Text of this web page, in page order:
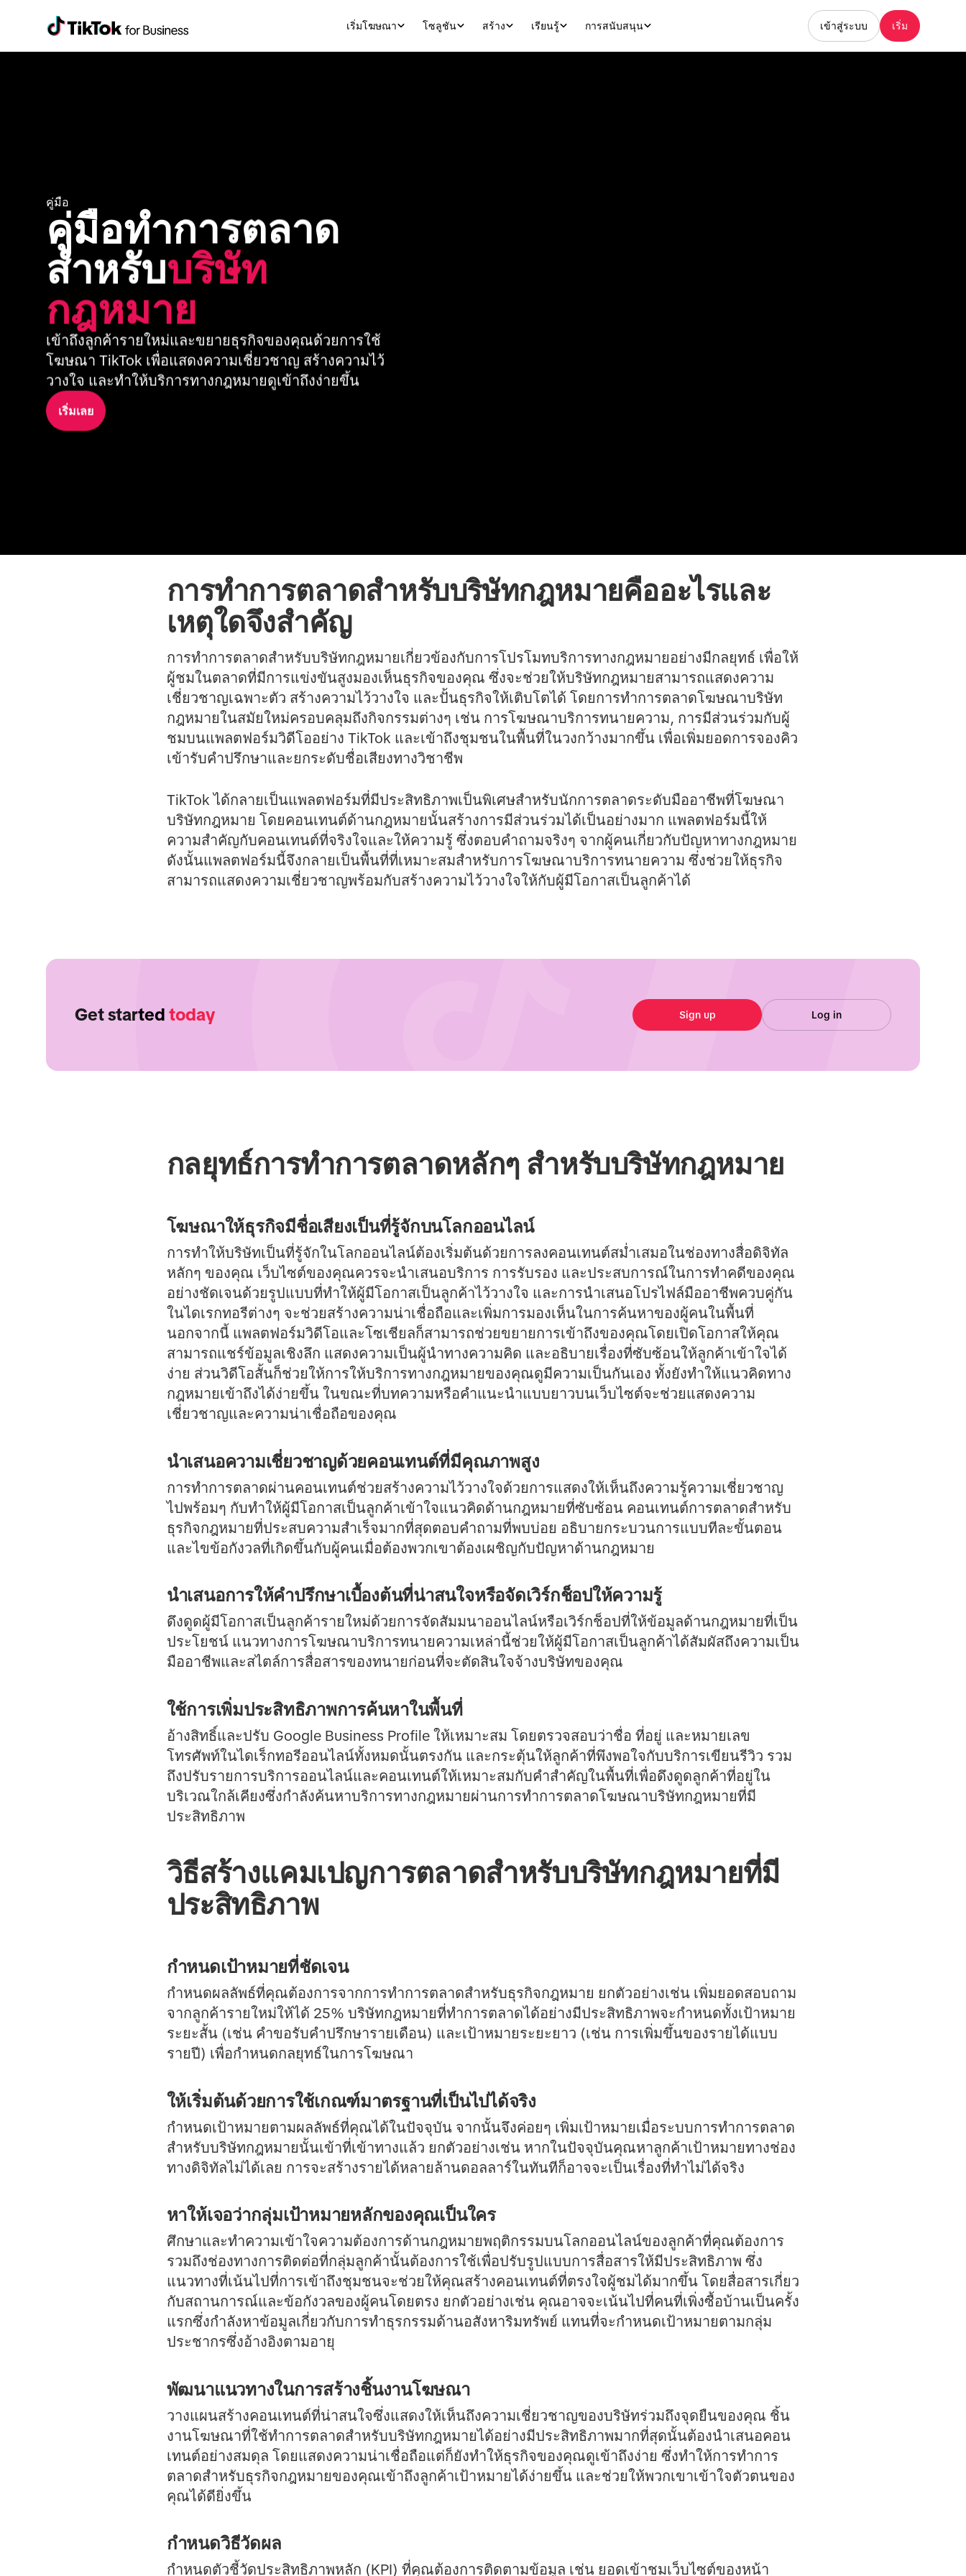
เริ่มโฆษณา โซลูชัน สร้าง เรียนรู้ การสนับสนุน เข้าสู่ระบบ เริ่ม
คู่มือ
คู่มือทำการตลาด
สำหรับบริษัท
กฎหมาย
เข้าถึงลูกค้ารายใหม่และขยายธุรกิจของคุณด้วยการใช้
โฆษณา TikTok เพื่อแสดงความเชี่ยวชาญ สร้างความไว้
วางใจ และทำให้บริการทางกฎหมายดูเข้าถึงง่ายขึ้น
เริ่มเลย
การทำการตลาดสำหรับบริษัทกฎหมายคืออะไรและ
เหตุใดจึงสำคัญ
การทำการตลาดสำหรับบริษัทกฎหมายเกี่ยวข้องกับการโปรโมทบริการทางกฎหมายอย่างมีกลยุทธ์ เพื่อให้
ผู้ชมในตลาดที่มีการแข่งขันสูงมองเห็นธุรกิจของคุณ ซึ่งจะช่วยให้บริษัทกฎหมายสามารถแสดงความ
เชี่ยวชาญเฉพาะตัว สร้างความไว้วางใจ และปั้นธุรกิจให้เติบโตได้ โดยการทำการตลาดโฆษณาบริษัท
กฎหมายในสมัยใหม่ครอบคลุมถึงกิจกรรมต่างๆ เช่น การโฆษณาบริการทนายความ, การมีส่วนร่วมกับผู้
ชมบนแพลตฟอร์มวิดีโออย่าง TikTok และเข้าถึงชุมชนในพื้นที่ในวงกว้างมากขึ้น เพื่อเพิ่มยอดการจองคิว
เข้ารับคำปรึกษาและยกระดับชื่อเสียงทางวิชาชีพ
TikTok ได้กลายเป็นแพลตฟอร์มที่มีประสิทธิภาพเป็นพิเศษสำหรับนักการตลาดระดับมืออาชีพที่โฆษณา
บริษัทกฎหมาย โดยคอนเทนต์ด้านกฎหมายนั้นสร้างการมีส่วนร่วมได้เป็นอย่างมาก แพลตฟอร์มนี้ให้
ความสำคัญกับคอนเทนต์ที่จริงใจและให้ความรู้ ซึ่งตอบคำถามจริงๆ จากผู้คนเกี่ยวกับปัญหาทางกฎหมาย
ดังนั้นแพลตฟอร์มนี้จึงกลายเป็นพื้นที่ที่เหมาะสมสำหรับการโฆษณาบริการทนายความ ซึ่งช่วยให้ธุรกิจ
สามารถแสดงความเชี่ยวชาญพร้อมกับสร้างความไว้วางใจให้กับผู้มีโอกาสเป็นลูกค้าได้
Get started today Sign up Log in
กลยุทธ์การทำการตลาดหลักๆ สำหรับบริษัทกฎหมาย
โฆษณาให้ธุรกิจมีชื่อเสียงเป็นที่รู้จักบนโลกออนไลน์
การทำให้บริษัทเป็นที่รู้จักในโลกออนไลน์ต้องเริ่มต้นด้วยการลงคอนเทนต์สม่ำเสมอในช่องทางสื่อดิจิทัล
หลักๆ ของคุณ เว็บไซต์ของคุณควรจะนำเสนอบริการ การรับรอง และประสบการณ์ในการทำคดีของคุณ
อย่างชัดเจนด้วยรูปแบบที่ทำให้ผู้มีโอกาสเป็นลูกค้าไว้วางใจ และการนำเสนอโปรไฟล์มืออาชีพควบคู่กัน
ในไดเรกทอรีต่างๆ จะช่วยสร้างความน่าเชื่อถือและเพิ่มการมองเห็นในการค้นหาของผู้คนในพื้นที่
นอกจากนี้ แพลตฟอร์มวิดีโอและโซเชียลก็สามารถช่วยขยายการเข้าถึงของคุณโดยเปิดโอกาสให้คุณ
สามารถแชร์ข้อมูลเชิงลึก แสดงความเป็นผู้นำทางความคิด และอธิบายเรื่องที่ซับซ้อนให้ลูกค้าเข้าใจได้
ง่าย ส่วนวิดีโอสั้นก็ช่วยให้การให้บริการทางกฎหมายของคุณดูมีความเป็นกันเอง ทั้งยังทำให้แนวคิดทาง
กฎหมายเข้าถึงได้ง่ายขึ้น ในขณะที่บทความหรือคำแนะนำแบบยาวบนเว็บไซต์จะช่วยแสดงความ
เชี่ยวชาญและความน่าเชื่อถือของคุณ
นำเสนอความเชี่ยวชาญด้วยคอนเทนต์ที่มีคุณภาพสูง
การทำการตลาดผ่านคอนเทนต์ช่วยสร้างความไว้วางใจด้วยการแสดงให้เห็นถึงความรู้ความเชี่ยวชาญ
ไปพร้อมๆ กับทำให้ผู้มีโอกาสเป็นลูกค้าเข้าใจแนวคิดด้านกฎหมายที่ซับซ้อน คอนเทนต์การตลาดสำหรับ
ธุรกิจกฎหมายที่ประสบความสำเร็จมากที่สุดตอบคำถามที่พบบ่อย อธิบายกระบวนการแบบทีละขั้นตอน
และไขข้อกังวลที่เกิดขึ้นกับผู้คนเมื่อต้องพวกเขาต้องเผชิญกับปัญหาด้านกฎหมาย
นำเสนอการให้คำปรึกษาเบื้องต้นที่น่าสนใจหรือจัดเวิร์กช็อปให้ความรู้
ดึงดูดผู้มีโอกาสเป็นลูกค้ารายใหม่ด้วยการจัดสัมมนาออนไลน์หรือเวิร์กช็อปที่ให้ข้อมูลด้านกฎหมายที่เป็น
ประโยชน์ แนวทางการโฆษณาบริการทนายความเหล่านี้ช่วยให้ผู้มีโอกาสเป็นลูกค้าได้สัมผัสถึงความเป็น
มืออาชีพและสไตล์การสื่อสารของทนายก่อนที่จะตัดสินใจจ้างบริษัทของคุณ
ใช้การเพิ่มประสิทธิภาพการค้นหาในพื้นที่
อ้างสิทธิ์และปรับ Google Business Profile ให้เหมาะสม โดยตรวจสอบว่าชื่อ ที่อยู่ และหมายเลข
โทรศัพท์ในไดเร็กทอรีออนไลน์ทั้งหมดนั้นตรงกัน และกระตุ้นให้ลูกค้าที่พึงพอใจกับบริการเขียนรีวิว รวม
ถึงปรับรายการบริการออนไลน์และคอนเทนต์ให้เหมาะสมกับคำสำคัญในพื้นที่เพื่อดึงดูดลูกค้าที่อยู่ใน
บริเวณใกล้เคียงซึ่งกำลังค้นหาบริการทางกฎหมายผ่านการทำการตลาดโฆษณาบริษัทกฎหมายที่มี
ประสิทธิภาพ
วิธีสร้างแคมเปญการตลาดสำหรับบริษัทกฎหมายที่มี
ประสิทธิภาพ
กำหนดเป้าหมายที่ชัดเจน
กำหนดผลลัพธ์ที่คุณต้องการจากการทำการตลาดสำหรับธุรกิจกฎหมาย ยกตัวอย่างเช่น เพิ่มยอดสอบถาม
จากลูกค้ารายใหม่ให้ได้ 25% บริษัทกฎหมายที่ทำการตลาดได้อย่างมีประสิทธิภาพจะกำหนดทั้งเป้าหมาย
ระยะสั้น (เช่น คำขอรับคำปรึกษารายเดือน) และเป้าหมายระยะยาว (เช่น การเพิ่มขึ้นของรายได้แบบ
รายปี) เพื่อกำหนดกลยุทธ์ในการโฆษณา
ให้เริ่มต้นด้วยการใช้เกณฑ์มาตรฐานที่เป็นไปได้จริง
กำหนดเป้าหมายตามผลลัพธ์ที่คุณได้ในปัจจุบัน จากนั้นจึงค่อยๆ เพิ่มเป้าหมายเมื่อระบบการทำการตลาด
สำหรับบริษัทกฎหมายนั้นเข้าที่เข้าทางแล้ว ยกตัวอย่างเช่น หากในปัจจุบันคุณหาลูกค้าเป้าหมายทางช่อง
ทางดิจิทัลไม่ได้เลย การจะสร้างรายได้หลายล้านดอลลาร์ในทันทีก็อาจจะเป็นเรื่องที่ทำไม่ได้จริง
หาให้เจอว่ากลุ่มเป้าหมายหลักของคุณเป็นใคร
ศึกษาและทำความเข้าใจความต้องการด้านกฎหมายพฤติกรรมบนโลกออนไลน์ของลูกค้าที่คุณต้องการ
รวมถึงช่องทางการติดต่อที่กลุ่มลูกค้านั้นต้องการใช้เพื่อปรับรูปแบบการสื่อสารให้มีประสิทธิภาพ ซึ่ง
แนวทางที่เน้นไปที่การเข้าถึงชุมชนจะช่วยให้คุณสร้างคอนเทนต์ที่ตรงใจผู้ชมได้มากขึ้น โดยสื่อสารเกี่ยว
กับสถานการณ์และข้อกังวลของผู้คนโดยตรง ยกตัวอย่างเช่น คุณอาจจะเน้นไปที่คนที่เพิ่งซื้อบ้านเป็นครั้ง
แรกซึ่งกำลังหาข้อมูลเกี่ยวกับการทำธุรกรรมด้านอสังหาริมทรัพย์ แทนที่จะกำหนดเป้าหมายตามกลุ่ม
ประชากรซึ่งอ้างอิงตามอายุ
พัฒนาแนวทางในการสร้างชิ้นงานโฆษณา
วางแผนสร้างคอนเทนต์ที่น่าสนใจซึ่งแสดงให้เห็นถึงความเชี่ยวชาญของบริษัทร่วมถึงจุดยืนของคุณ ชิ้น
งานโฆษณาที่ใช้ทำการตลาดสำหรับบริษัทกฎหมายได้อย่างมีประสิทธิภาพมากที่สุดนั้นต้องนำเสนอคอน
เทนต์อย่างสมดุล โดยแสดงความน่าเชื่อถือแต่ก็ยังทำให้ธุรกิจของคุณดูเข้าถึงง่าย ซึ่งทำให้การทำการ
ตลาดสำหรับธุรกิจกฎหมายของคุณเข้าถึงลูกค้าเป้าหมายได้ง่ายขึ้น และช่วยให้พวกเขาเข้าใจตัวตนของ
คุณได้ดียิ่งขึ้น
กำหนดวิธีวัดผล
กำหนดตัวชี้วัดประสิทธิภาพหลัก (KPI) ที่คุณต้องการติดตามข้อมูล เช่น ยอดเข้าชมเว็บไซต์ของหน้า